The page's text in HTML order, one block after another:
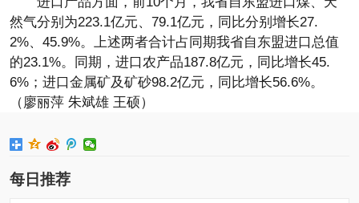
然气分别为223.1亿元、79.1亿元，同比分别增长27.
2%、45.9%。上述两者合计占同期我省自东盟进口总值
的23.1%。同期，进口农产品187.8亿元，同比增长45.
6%；进口金属矿及矿砂98.2亿元，同比增长56.6%。
（廖丽萍 朱斌雄 王硕）
每日推荐